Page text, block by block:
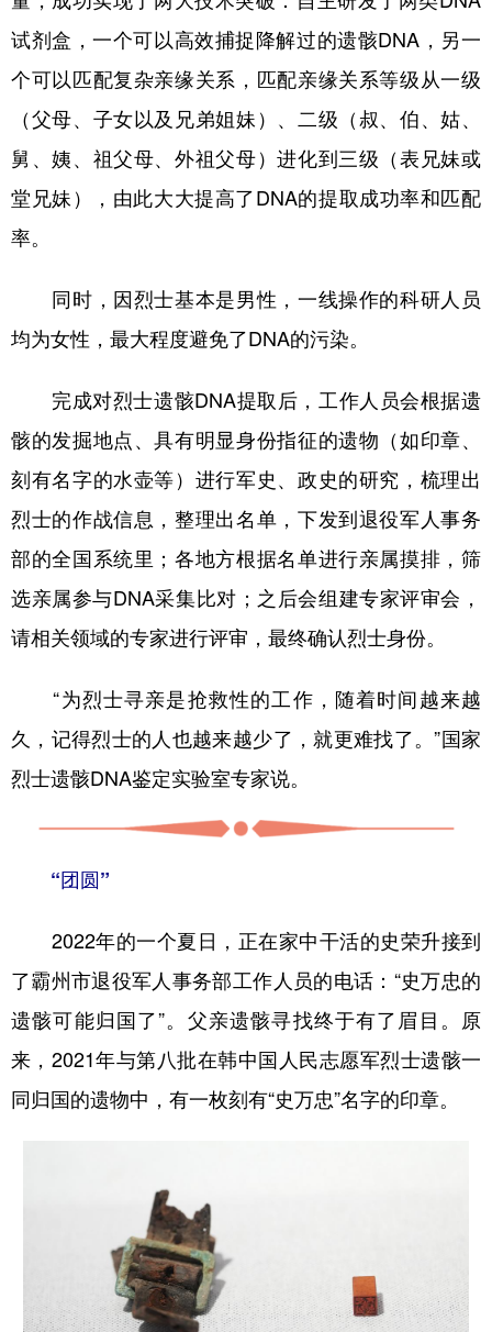
试剂盒，一个可以高效捕捉降解过的遗骸DNA，另一
个可以匹配复杂亲缘关系，匹配亲缘关系等级从一级
（父母、子女以及兄弟姐妹）、二级（叔、伯、姑、
舅、姨、祖父母、外祖父母）进化到三级（表兄妹或
堂兄妹），由此大大提高了DNA的提取成功率和匹配
率。
同时，因烈士基本是男性，一线操作的科研人员
均为女性，最大程度避免了DNA的污染。
完成对烈士遗骸DNA提取后，工作人员会根据遗
骸的发掘地点、具有明显身份指征的遗物（如印章、
刻有名字的水壶等）进行军史、政史的研究，梳理出
烈士的作战信息，整理出名单，下发到退役军人事务
部的全国系统里；各地方根据名单进行亲属摸排，筛
选亲属参与DNA采集比对；之后会组建专家评审会，
请相关领域的专家进行评审，最终确认烈士身份。
“为烈士寻亲是抢救性的工作，随着时间越来越
久，记得烈士的人也越来越少了，就更难找了。”国家
烈士遗骸DNA鉴定实验室专家说。
“团圆”
2022年的一个夏日，正在家中干活的史荣升接到
了霸州市退役军人事务部工作人员的电话：“史万忠的
遗骸可能归国了”。父亲遗骸寻找终于有了眉目。原
来，2021年与第八批在韩中国人民志愿军烈士遗骸一
同归国的遗物中，有一枚刻有“史万忠”名字的印章。